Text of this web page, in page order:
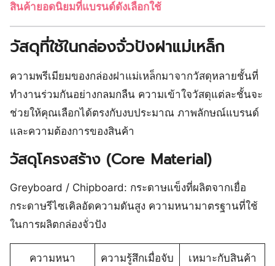
สินค้ายอดนิยมที่แบรนด์ดังเลือกใช้
วัสดุที่ใช้ในกล่องจั่วปังฝาแม่เหล็ก
ความพรีเมียมของกล่องฝาแม่เหล็กมาจากวัสดุหลายชั้นที่
ทำงานร่วมกันอย่างกลมกลืน ความเข้าใจวัสดุแต่ละชั้นจะ
ช่วยให้คุณเลือกได้ตรงกับงบประมาณ ภาพลักษณ์แบรนด์
และความต้องการของสินค้า
วัสดุโครงสร้าง (Core Material)
Greyboard / Chipboard: กระดาษแข็งที่ผลิตจากเยื่อ
กระดาษรีไซเคิลอัดความดันสูง ความหนามาตรฐานที่ใช้
ในการผลิตกล่องจั่วปัง
ความหนา
ความรู้สึกเมื่อจับ เหมาะกับสินค้า